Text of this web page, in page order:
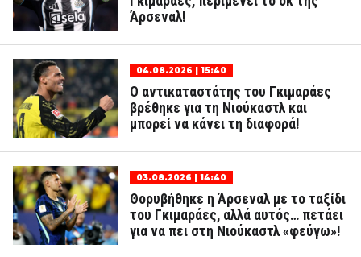
Άρσεναλ!
04.08.2026 | 15:40
Ο αντικαταστάτης του Γκιμαράες
βρέθηκε για τη Νιούκαστλ και
μπορεί να κάνει τη διαφορά!
03.08.2026 | 14:40
Θορυβήθηκε η Άρσεναλ με το ταξίδι
του Γκιμαράες, αλλά αυτός… πετάει
για να πει στη Νιούκαστλ «φεύγω»!